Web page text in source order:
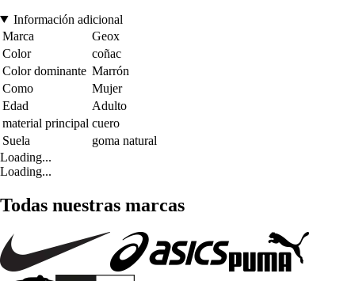
Información adicional
Marca
Geox
Color
coñac
Color dominante Marrón
Como
Mujer
Edad
Adulto
material principal cuero
Suela
goma natural
Loading...
Loading...
Todas nuestras marcas